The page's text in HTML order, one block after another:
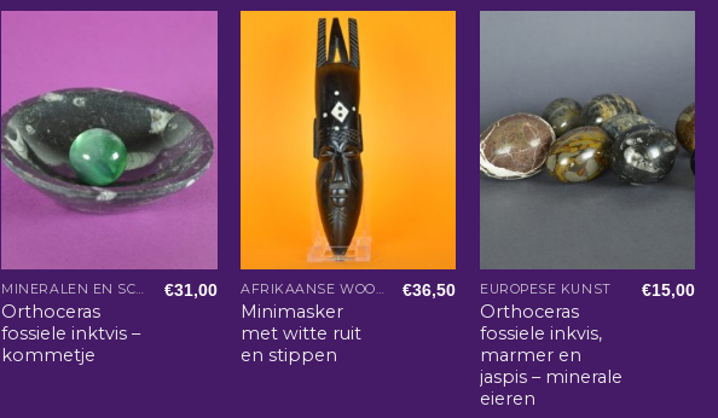
MINERALEN EN SCHELPEN
Orthoceras
fossiele inktvis –
kommetje
€31,00 AFRIKAANSE WOONACCESSOIRES
Minimasker
met witte ruit
en stippen
€36,50 EUROPESE KUNST
Orthoceras
fossiele inkvis,
marmer en
jaspis – minerale
eieren
€15,00